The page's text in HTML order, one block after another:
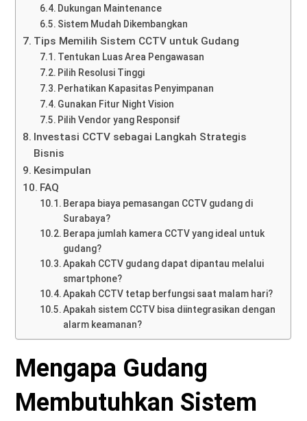
Dukungan Maintenance
Sistem Mudah Dikembangkan
Tips Memilih Sistem CCTV untuk Gudang
Tentukan Luas Area Pengawasan
Pilih Resolusi Tinggi
Perhatikan Kapasitas Penyimpanan
Gunakan Fitur Night Vision
Pilih Vendor yang Responsif
Investasi CCTV sebagai Langkah Strategis
Bisnis
Kesimpulan
FAQ
Berapa biaya pemasangan CCTV gudang di
Surabaya?
Berapa jumlah kamera CCTV yang ideal untuk
gudang?
Apakah CCTV gudang dapat dipantau melalui
smartphone?
Apakah CCTV tetap berfungsi saat malam hari?
Apakah sistem CCTV bisa diintegrasikan dengan
alarm keamanan?
Mengapa Gudang
Membutuhkan Sistem